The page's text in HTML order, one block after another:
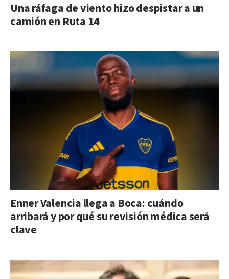
Una ráfaga de viento hizo despistar a un
camión en Ruta 14
Enner Valencia llega a Boca: cuándo
arribará y por qué su revisión médica será
clave